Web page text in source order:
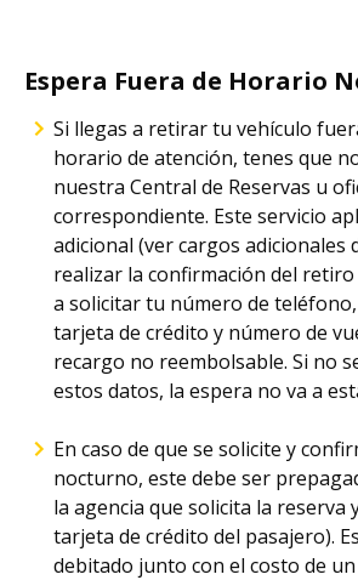
Espera Fuera de Horario
Si llegas a retirar tu vehículo
horario de atención, tenes que
nuestra Central de Reservas u
correspondiente. Este servicio
adicional (ver cargos adicionales
realizar la confirmación del
a solicitar tu número de
tarjeta de crédito y número de
recargo no reembolsable. Si no
estos datos, la espera no va a
En caso de que se solicite y
nocturno, este debe ser
la agencia que solicita la reserva
tarjeta de crédito del pasajero).
debitado junto con el costo de